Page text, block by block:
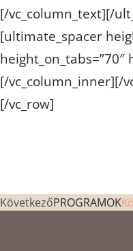
[/vc_column_text][/
[ultimate_spacer
height_on_tabs=”70″
[/vc_column_inner][/
[/vc_row]
KövetkezőPROGRAMOK